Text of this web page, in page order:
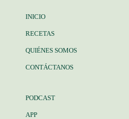
INICIO
RECETAS
QUIÉNES SOMOS
CONTÁCTANOS
PODCAST
APP